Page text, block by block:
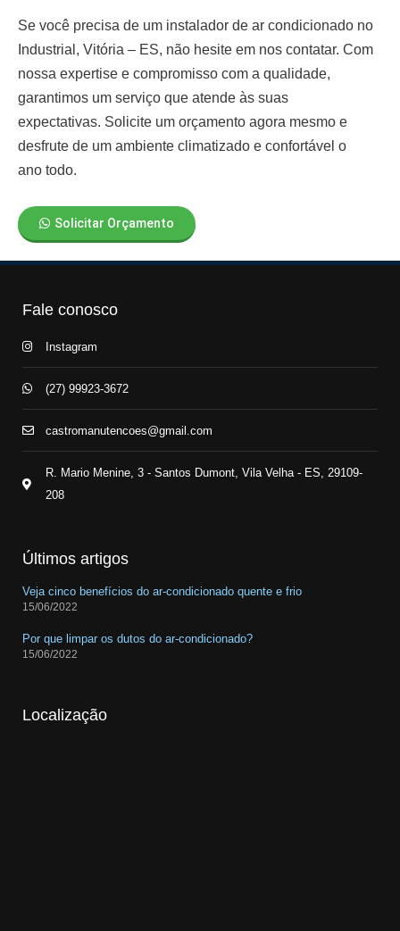
Se você precisa de um instalador de ar condicionado no
Industrial, Vitória – ES, não hesite em nos contatar. Com
nossa expertise e compromisso com a qualidade,
garantimos um serviço que atende às suas
expectativas. Solicite um orçamento agora mesmo e
desfrute de um ambiente climatizado e confortável o
ano todo.
Solicitar Orçamento
Fale conosco
Instagram
(27) 99923-3672
castromanutencoes@gmail.com
R. Mario Menine, 3 - Santos Dumont, Vila Velha - ES, 29109-
208
Últimos artigos
Veja cinco benefícios do ar-condicionado quente e frio
15/06/2022
Por que limpar os dutos do ar-condicionado?
15/06/2022
Localização